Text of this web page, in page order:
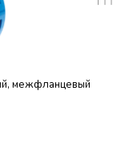
межфланцевый